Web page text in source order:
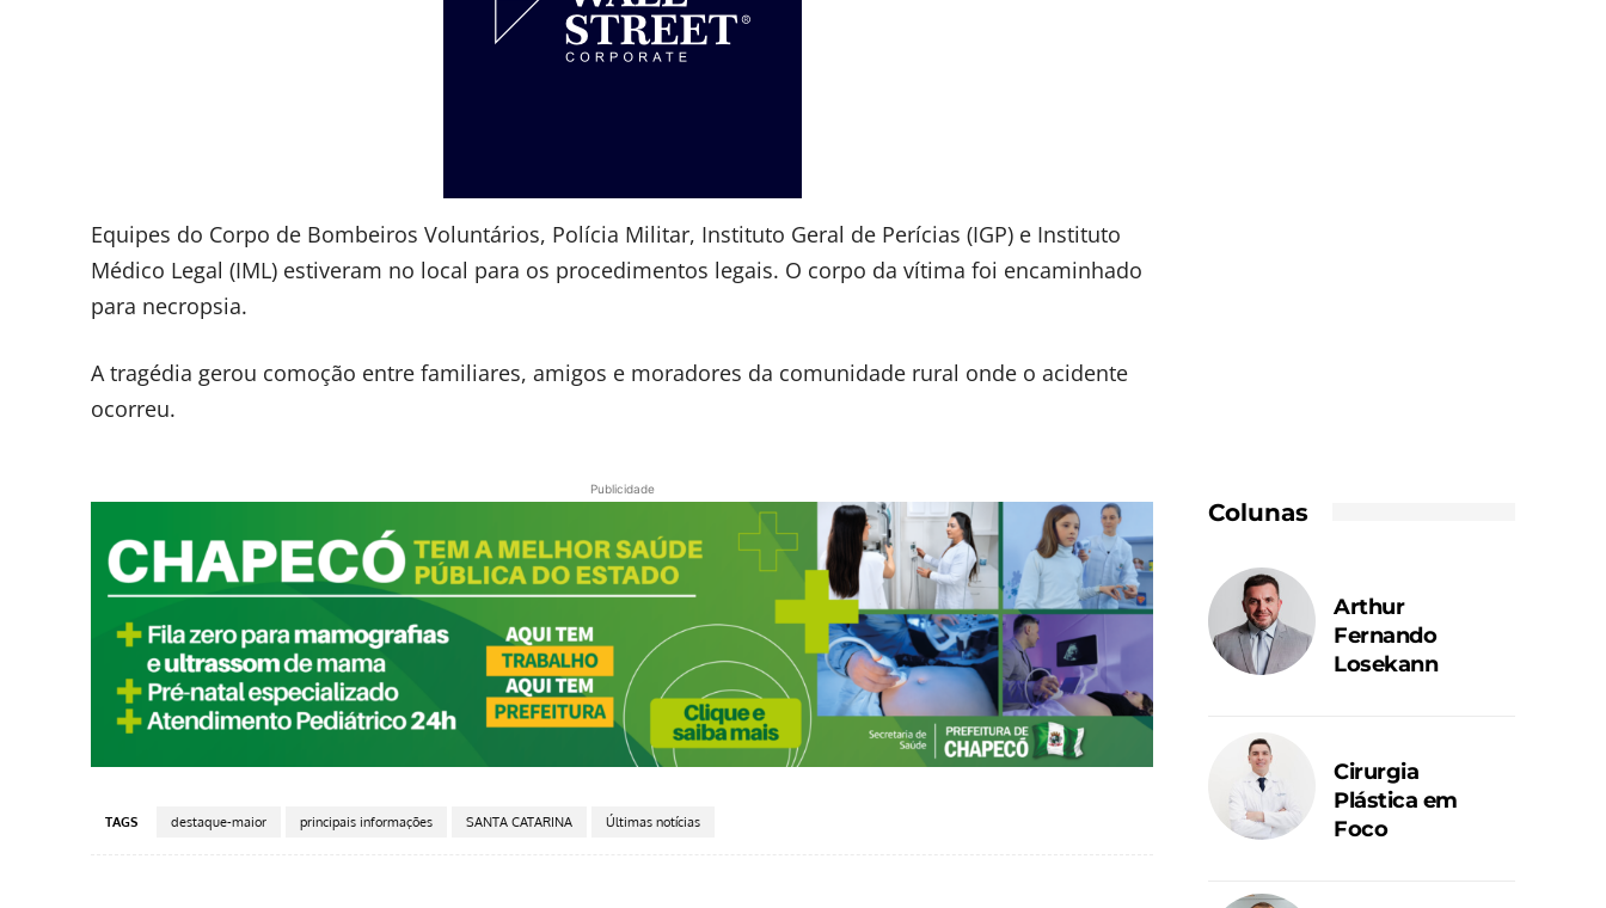
Equipes do Corpo de Bombeiros Voluntários, Polícia Militar, Instituto Geral de Perícias (IGP) e Instituto
Médico Legal (IML) estiveram no local para os procedimentos legais. O corpo da vítima foi encaminhado
para necropsia.
A tragédia gerou comoção entre familiares, amigos e moradores da comunidade rural onde o acidente
ocorreu.
Publicidade
TAGS destaque-maior principais informações SANTA CATARINA Últimas notícias
Colunas
Arthur
Fernando
Losekann
Cirurgia
Plástica em
Foco